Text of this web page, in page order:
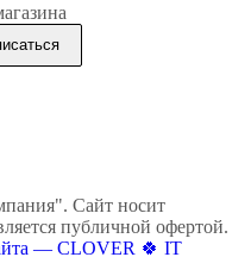
Сайт носит
публичной офертой.
— CLOVER 🍀 IT